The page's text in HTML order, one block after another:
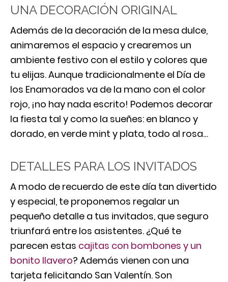
UNA DECORACIÓN ORIGINAL
Además de la decoración de la mesa dulce,
animaremos el espacio y crearemos un
ambiente festivo con el estilo y colores que
tu elijas. Aunque tradicionalmente el Día de
los Enamorados va de la mano con el color
rojo, ¡no hay nada escrito! Podemos decorar
la fiesta tal y como la sueñes: en blanco y
dorado, en verde mint y plata, todo al rosa…
DETALLES PARA LOS INVITADOS
A modo de recuerdo de este día tan divertido
y especial, te proponemos regalar un
pequeño detalle a tus invitados, que seguro
triunfará entre los asistentes. ¿Qué te
parecen estas cajitas con bombones y un
bonito llavero? Además vienen con una
tarjeta felicitando San Valentín. Son